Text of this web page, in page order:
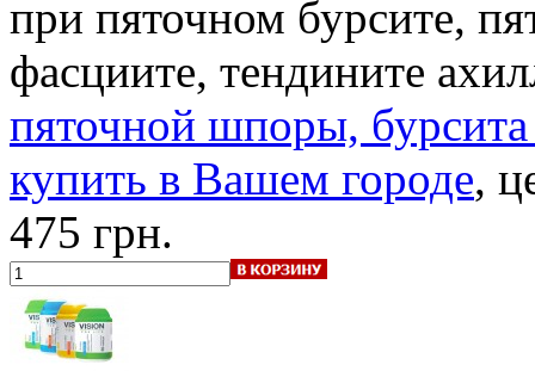
при пяточном бурсите,
фасциите, тендините
пяточной шпоры,
купить в Вашем городе,
475 грн.